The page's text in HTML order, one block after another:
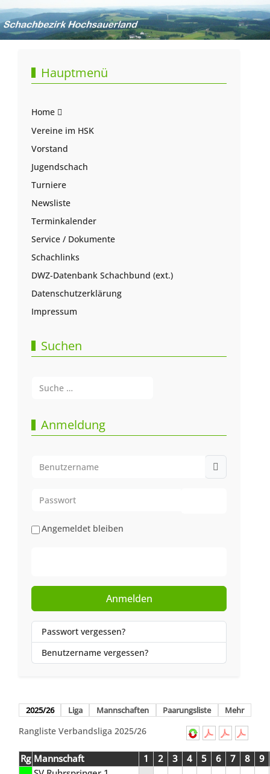
Hauptmenü
Home
Vereine im HSK
Vorstand
Jugendschach
Turniere
Newsliste
Terminkalender
Service / Dokumente
Schachlinks
DWZ-Datenbank Schachbund (ext.)
Datenschutzerklärung
Impressum
Suchen
Anmeldung
Angemeldet bleiben
Anmelden
Passwort vergessen?
Benutzername vergessen?
2025/26 Liga Mannschaften Paarungsliste Mehr
Rangliste Verbandsliga 2025/26
Rg Mannschaft 1 2 3 4 5 6 7 8 9